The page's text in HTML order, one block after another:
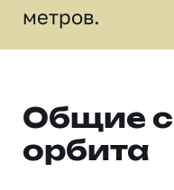
метров.
Общие
орбита